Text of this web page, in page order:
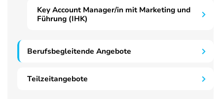
Key Account Manager/in mit Marketing und
Führung (IHK)
Berufsbegleitende Angebote
Teilzeitangebote